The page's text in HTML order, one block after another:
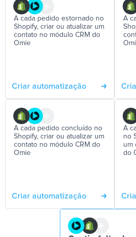
A cada pedido estornado no
Shopify, criar ou atualizar um
contato no módulo CRM do
Omie
Criar automatização
A
A cada pedido concluído no
Shopify, criar ou atualizar um
contato no módulo CRM do
Omie
Criar automatização
A
no
um
do